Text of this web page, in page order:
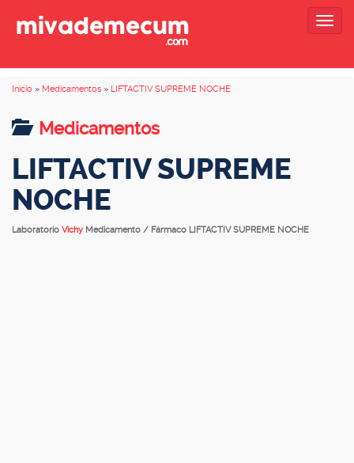
Inicio » Medicamentos » LIFTACTIV SUPREME NOCHE
Medicamentos
LIFTACTIV SUPREME
NOCHE
Laboratorio Vichy Medicamento / Fármaco LIFTACTIV SUPREME NOCHE